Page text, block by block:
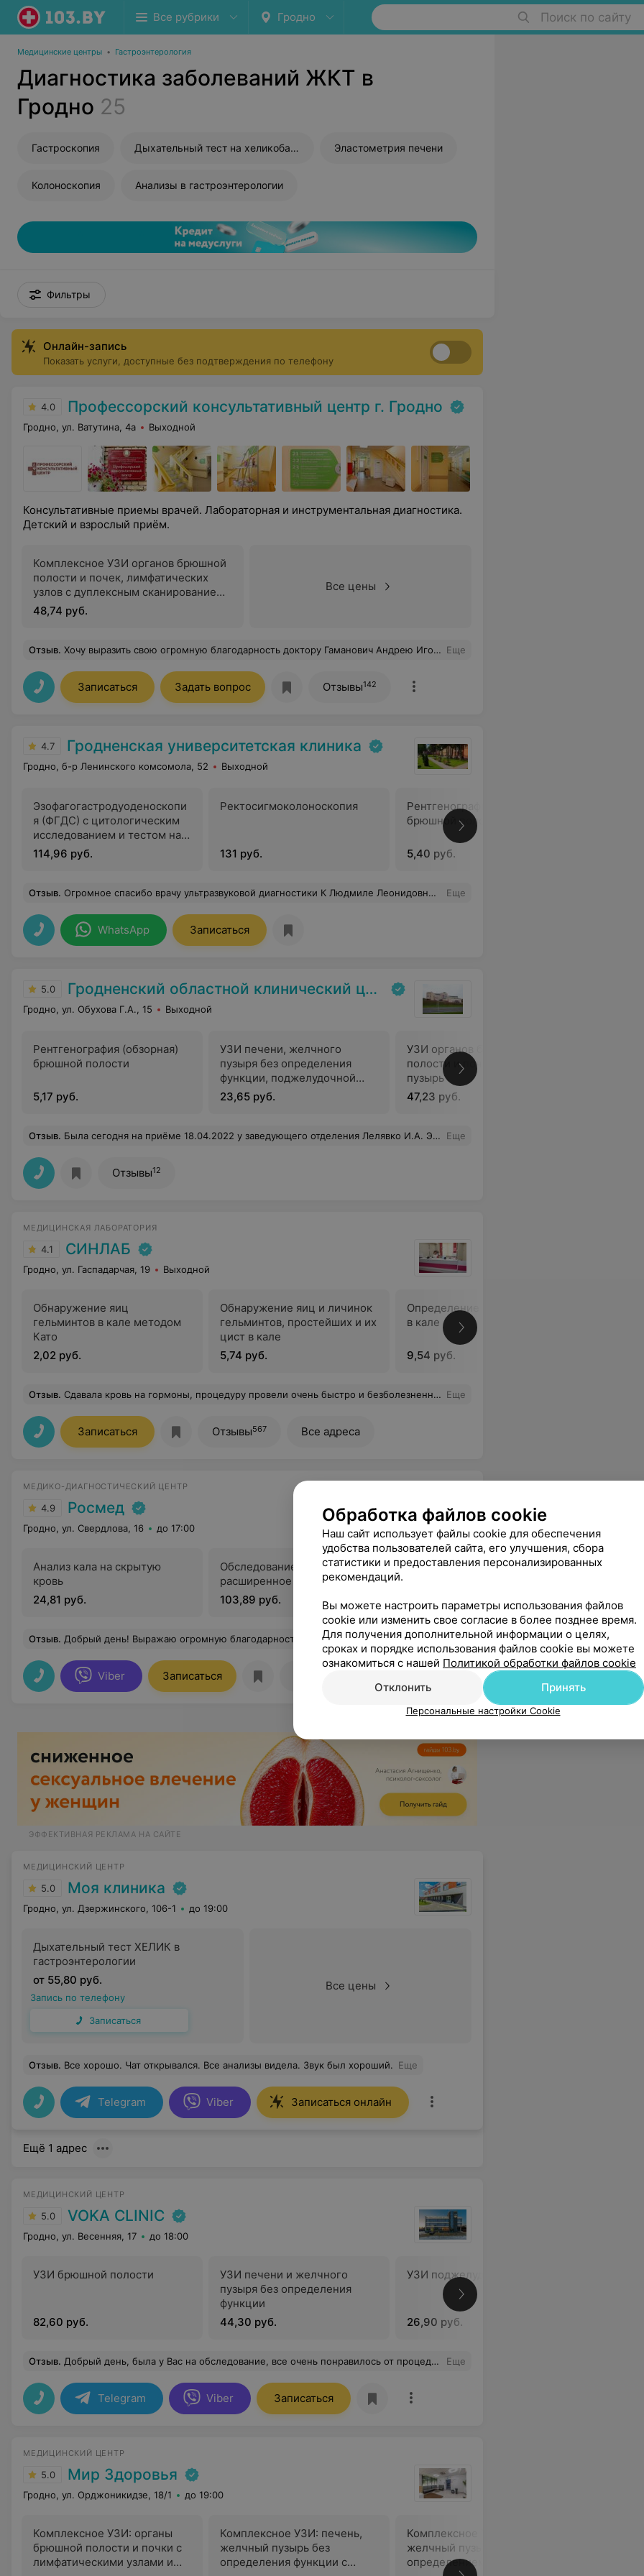
Все рубрики Гродно Поиск по сайту
Медицинские центры • Гастроэнтерология
Диагностика заболеваний ЖКТ в
Гродно 25
Гастроскопия Дыхательный тест на хеликобактер Эластометрия печени
Колоноскопия Анализы в гастроэнтерологии
Фильтры
Онлайн-запись
Показать услуги, доступные без подтверждения по телефону
4.0 Профессорский консультативный центр г. Гродно
Гродно, ул. Ватутина, 4а Выходной
Консультативные приемы врачей. Лабораторная и инструментальная диагностика.
Детский и взрослый приём.
Комплексное УЗИ органов брюшной
полости и почек, лимфатических
узлов с дуплексным сканированием
сосудов органов брюшной полости и
забрюшинного пространства
48,74 руб.
Все цены
Отзыв. Хочу выразить свою огромную благодарность доктору Гаманович Андрею Игоревичу.Вы - Доктор с большой буквы. Безошибочно поставил диагноз и назначил лечение, в то время,как в поликлинике по месту жительства ,лечили от другого. Всем,у кого проблемы со здоровьем, связанные с неврологией ,советую обратиться к этому внимательному,общительному и в то же время,простому человеку. Еще
Записаться Задать вопрос Отзывы142
4.7 Гродненская университетская клиника
Гродно, б-р Ленинского комсомола, 52 Выходной
Эзофагогастродуоденоскопи
я (ФГДС) с цитологическим
исследованием и тестом на
определение наличия
Helicobacter pylori
114,96 руб.
Ректосигмоколоноскопия
131 руб.
Рентгенография (обзорная)
брюшной полости
5,40 руб.
Отзыв. Огромное спасибо врачу ультразвуковой диагностики К Людмиле Леонидовне, которая проводила мне исследование сердца. Это огромный профессионал, очень внимательная и ответственная. Буду ещё обращаться к ней и контролировать своё здоровье! И, конечно, рекомендовать своим знакомым. Еще
WhatsApp Записаться
5.0 Гродненский областной клинический центр «Психиатрия-наркология»
Гродно, ул. Обухова Г.А., 15 Выходной
Рентгенография (обзорная)
брюшной полости
5,17 руб.
УЗИ печени, желчного
пузыря без определения
функции, поджелудочной
железы
23,65 руб.
УЗИ органов брюшной
полости и почек, мочевой
пузырь
47,23 руб.
Отзыв. Была сегодня на приёме 18.04.2022 у заведующего отделения Лелявко И.А. Это специалист своего дела, он подробно объяснил, мне, мою проблему и досконально подошёл к её решению. Я благодарна ему, побольше бы таких специалистов. За его Советы и помощь ещё раз огромное спасибо! Еще
Отзывы12
МЕДИЦИНСКАЯ ЛАБОРАТОРИЯ
4.1 СИНЛАБ
Гродно, ул. Гаспадарчая, 19 Выходной
Обнаружение яиц
гельминтов в кале методом
Като
2,02 руб.
Обнаружение яиц и личинок
гельминтов, простейших и их
цист в кале
5,74 руб.
Определение скрытой крови
в кале
9,54 руб.
Отзыв. Сдавала кровь на гормоны, процедуру провели очень быстро и безболезненно. Отдельное спасибо приветливым администраторам, все объяснили и показали. Результаты отправили на электронную почту. Осталась более, чем довольна. Еще
Записаться Отзывы567 Все адреса
МЕДИКО-ДИАГНОСТИЧЕСКИЙ ЦЕНТР
4.9 Росмед
Гродно, ул. Свердлова, 16 до 17:00
Анализ кала на скрытую
кровь
24,81 руб.
Обследование печени:
расширенное
103,89 руб.
Обследование печени:
18,36 руб.
УЗИ
53 руб.
Отзыв. Добрый день! Выражаю огромную благодарность медицинскому центру РосМед! Ко всем нужным врачам я попала быстро и без проблем, а главное за вполне адекватные цены. Врачи приятные, объясняют все что делают и отвечают на все интересующие вопросы. Девочки администраторы очень приветливые и вежливые! Еще
Viber Записаться
ЭФФЕКТИВНАЯ РЕКЛАМА НА САЙТЕ
МЕДИЦИНСКИЙ ЦЕНТР
5.0 Моя клиника
Гродно, ул. Дзержинского, 106-1 до 19:00
Дыхательный тест ХЕЛИК в
гастроэнтерологии
от 55,80 руб.
Запись по телефону
Записаться
Все цены
Отзыв. Все хорошо. Чат открывался. Все анализы видела. Звук был хороший. Еще
Telegram Viber Записаться онлайн
Ещё 1 адрес
МЕДИЦИНСКИЙ ЦЕНТР
5.0 VOKA CLINIC
Гродно, ул. Весенняя, 17 до 18:00
УЗИ брюшной полости
82,60 руб.
УЗИ печени и желчного
пузыря без определения
функции
44,30 руб.
УЗИ поджелудочной железы
26,90 руб.
Отзыв. Добрый день, была у Вас на обследование, все очень понравилось от процедур обследовании до заключения врача. Такое полное обследование проходил в первый раз, всёй команде VOKA хочется сказать огромное спасибо. Еще
Telegram Viber Записаться
МЕДИЦИНСКИЙ ЦЕНТР
5.0 Мир Здоровья
Гродно, ул. Орджоникидзе, 18/1 до 19:00
Комплексное УЗИ: органы
брюшной полости и почки с
лимфатическими узлами и
Комплексное УЗИ: печень,
желчный пузырь без
определения функции с
Комплексное УЗИ: печень,
желчный пузырь с
определением функции с
Обработка файлов cookie
Наш сайт использует файлы cookie для обеспечения
удобства пользователей сайта, его улучшения, сбора
статистики и предоставления персонализированных
рекомендаций.
Вы можете настроить параметры использования файлов
cookie или изменить свое согласие в более позднее время.
Для получения дополнительной информации о целях,
сроках и порядке использования файлов cookie вы можете
ознакомиться с нашей Политикой обработки файлов cookie
Отклонить
Принять
Персональные настройки Cookie